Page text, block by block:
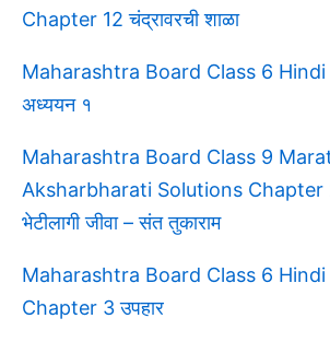
Chapter 12 चंद्रावरची शाळा
Maharashtra Board Class 6 Hindi
अध्ययन १
Maharashtra Board Class 9
Aksharbharati Solutions Chapter
भेटीलागी जीवा – संत तुकाराम
Maharashtra Board Class 6
Chapter 3 उपहार